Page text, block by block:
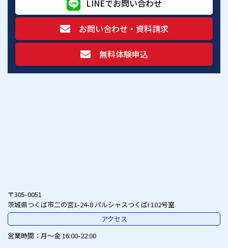
LINEでお問い合わせ
お問い合わせ・資料請求
無料体験申込
〒305-0051
茨城県つくば市二の宮1-24-8 パルシャスつくばI 102号室
アクセス
営業時間
月～金 16:00-22:00